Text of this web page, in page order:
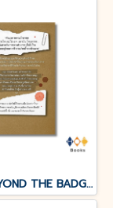
หนังสือ BEYOND THE BADGE เปิดแฟ้มคดีลับ?FBI THAILAND